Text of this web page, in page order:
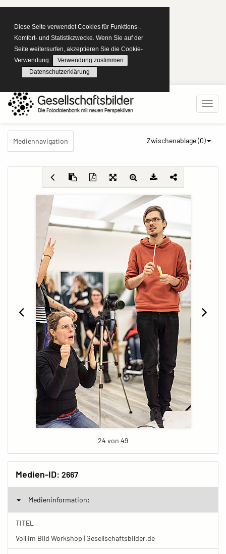
Diese Seite verwendet Cookies für Funktions-,
Komfort- und Statistikzwecke. Wenn Sie auf der
Seite weitersurfen, akzeptieren Sie die Cookie-
Verwendung:
Verwendung zustimmen
Datenschutzerklärung
Mediennavigation Zwischenablage (0)
24 von 49
Medien-ID: 2667
Medieninformation:
TITEL
Voll im Bild Workshop | Gesellschaftsbilder.de